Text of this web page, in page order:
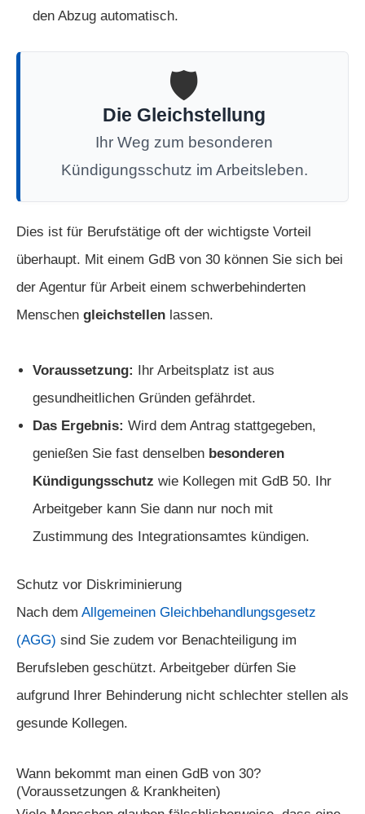
den Abzug automatisch.
🛡️
Die Gleichstellung
Ihr Weg zum besonderen
Kündigungsschutz im Arbeitsleben.
Dies ist für Berufstätige oft der wichtigste Vorteil
überhaupt. Mit einem GdB von 30 können Sie sich bei
der Agentur für Arbeit einem schwerbehinderten
Menschen gleichstellen lassen.
Voraussetzung: Ihr Arbeitsplatz ist aus
gesundheitlichen Gründen gefährdet.
Das Ergebnis: Wird dem Antrag stattgegeben,
genießen Sie fast denselben besonderen
Kündigungsschutz wie Kollegen mit GdB 50. Ihr
Arbeitgeber kann Sie dann nur noch mit
Zustimmung des Integrationsamtes kündigen.
Schutz vor Diskriminierung
Nach dem Allgemeinen Gleichbehandlungsgesetz
(AGG) sind Sie zudem vor Benachteiligung im
Berufsleben geschützt. Arbeitgeber dürfen Sie
aufgrund Ihrer Behinderung nicht schlechter stellen als
gesunde Kollegen.
Wann bekommt man einen GdB von 30?
(Voraussetzungen & Krankheiten)